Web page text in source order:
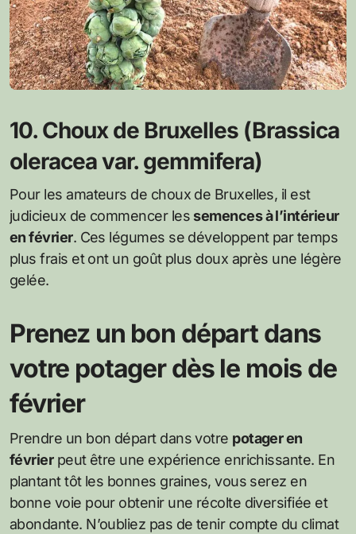
10. Choux de Bruxelles (Brassica
oleracea var. gemmifera)
Pour les amateurs de choux de Bruxelles, il est
judicieux de commencer lessemences à l’intérieur
en février. Ces légumes se développent par temps
plus frais et ont un goût plus doux après une légère
gelée.
Prenez un bon départ dans
votre potager dès le mois de
février
Prendre un bon départ dans votre potager en
févrierpeut être une expérience enrichissante. En
plantant tôt les bonnes graines, vous serez en
bonne voie pour obtenir une récolte diversifiée et
abondante. N’oubliez pas de tenir compte du climat